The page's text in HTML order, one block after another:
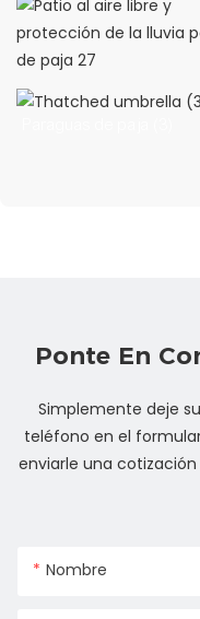
Ponte En
Simplemente deje
teléfono en el
enviarle una
Nombre